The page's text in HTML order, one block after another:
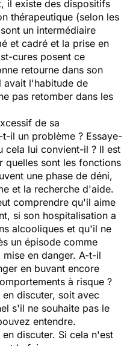
il existe des dispositifs
thérapeutique (selon les
un intermédiaire
et cadré et la prise en
cures posent ce
retourne dans son
avait l'habitude de
pas retomber dans les
de sa
il un problème ? Essaye-
cela lui convient-il ? Il est
quelles sont les fonctions
une phase de déni,
et la recherche d'aide.
comprendre qu'il aime
si son hospitalisation a
alcooliques et qu'il ne
un épisode comme
en danger. A-t-il
en buvant encore
à risque ?
discuter, soit avec
s'il ne souhaite pas le
entendre.
discuter. Si cela n'est